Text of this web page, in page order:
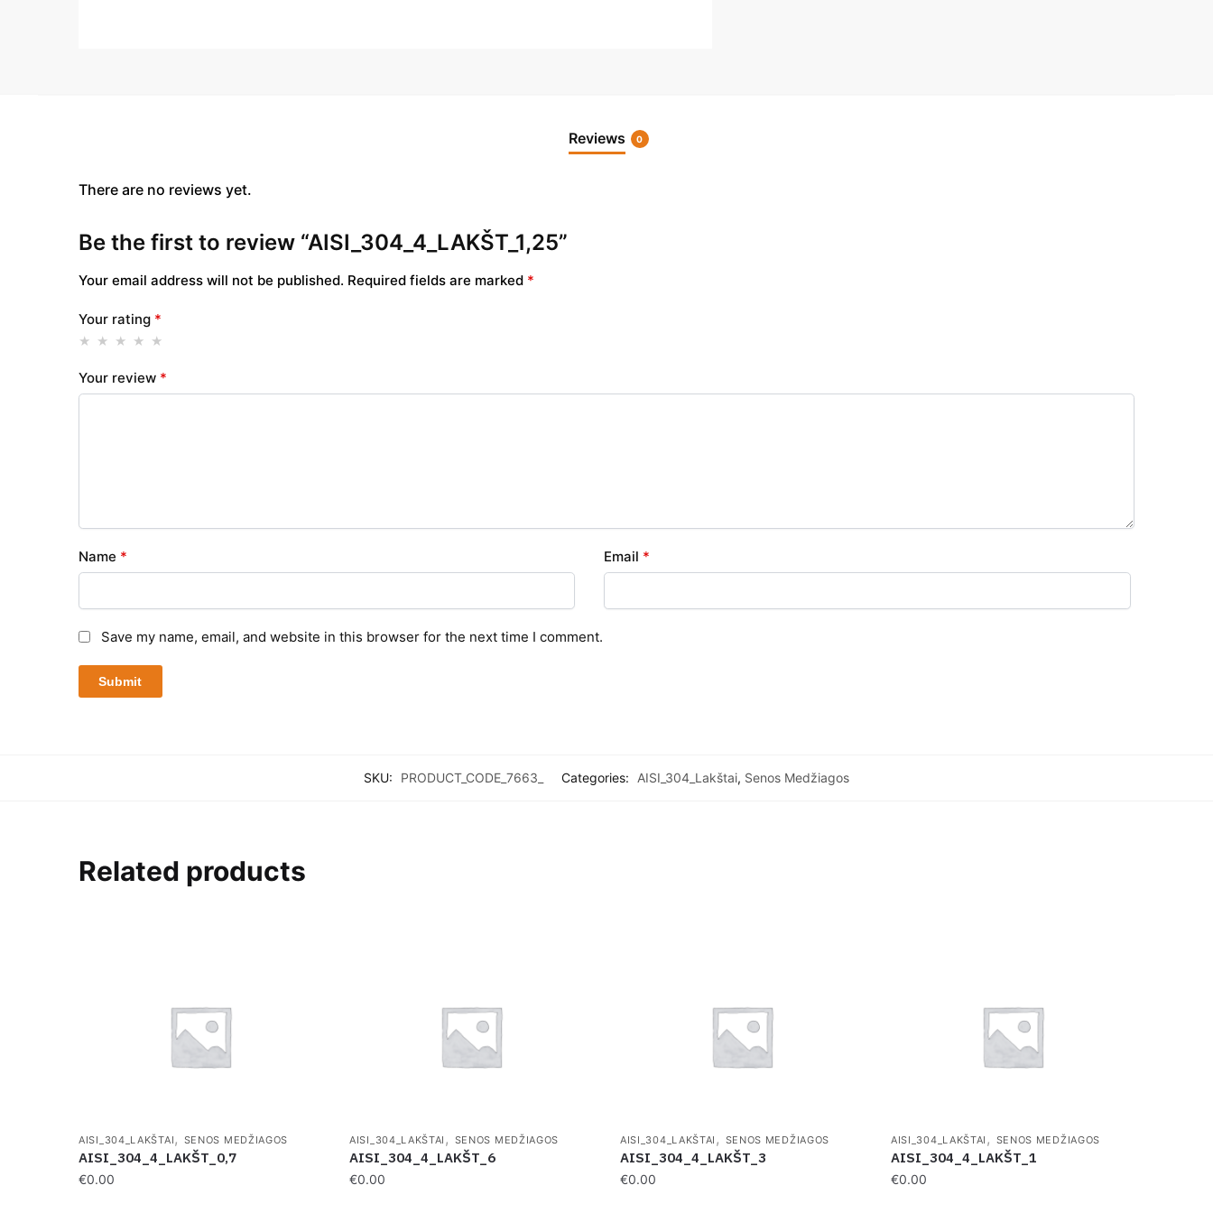
Reviews 0
There are no reviews yet.
Be the first to review “AISI_304_4_LAKŠT_1,25”
Your email address will not be published. Required fields are marked *
Your rating *
Your review *
Name * Email *
Save my name, email, and website in this browser for the next time I comment.
SKU: PRODUCT_CODE_7663_ Categories: AISI_304_Lakštai, Senos Medžiagos
Related products
AISI_304_LAKŠTAI , SENOS MEDŽIAGOS
AISI_304_4_LAKŠT_0,7
€0.00
AISI_304_LAKŠTAI , SENOS MEDŽIAGOS
AISI_304_4_LAKŠT_6
€0.00
AISI_304_LAKŠTAI , SENOS MEDŽIAGOS
AISI_304_4_LAKŠT_3
€0.00
AISI_304_LAKŠTAI , SENOS MEDŽIAGOS
AISI_304_4_LAKŠT_1
€0.00